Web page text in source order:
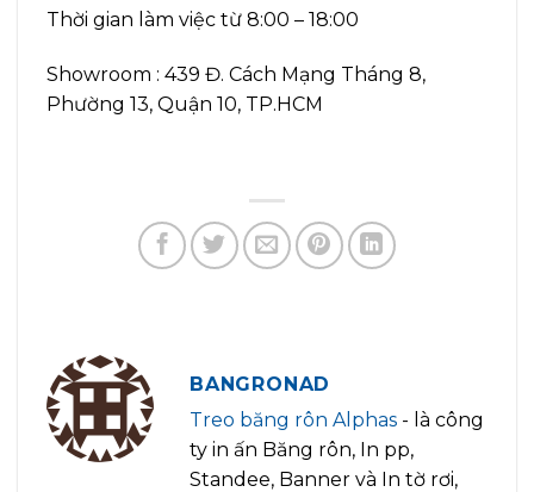
Thời gian làm việc từ 8:00 – 18:00
Showroom : 439 Đ. Cách Mạng Tháng 8,
Phường 13, Quận 10, TP.HCM
BANGRONAD
Treo băng rôn Alphas - là công
ty in ấn Băng rôn, In pp,
Standee, Banner và In tờ rơi,